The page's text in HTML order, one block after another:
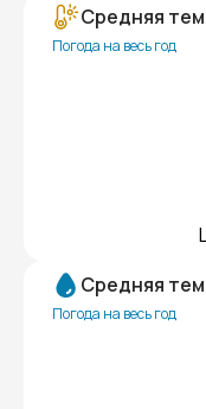
Средняя
Погода на весь год
Средняя
Погода на весь год